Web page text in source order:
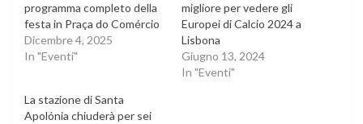
programma completo della
festa in Praça do Comércio
Dicembre 4, 2025
In "Eventi"
migliore per vedere gli
Europei di Calcio 2024 a
Lisbona
Giugno 13, 2024
In "Eventi"
La stazione di Santa
Apolónia chiuderà per sei